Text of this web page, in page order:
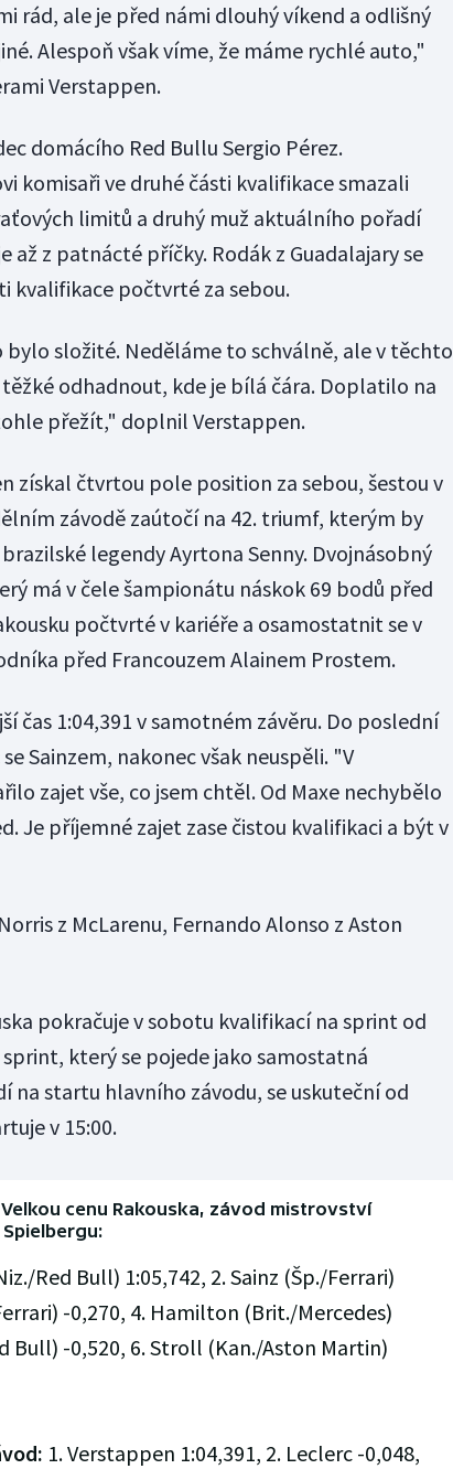
rád, ale je před námi dlouhý víkend a odlišný
Alespoň však víme, že máme rychlé auto,"
Verstappen.
domácího Red Bullu Sergio Pérez.
komisaři ve druhé části kvalifikace smazali
limitů a druhý muž aktuálního pořadí
z patnácté příčky. Rodák z Guadalajary se
kvalifikace počtvrté za sebou.
složité. Neděláme to schválně, ale v těchto
odhadnout, kde je bílá čára. Doplatilo na
přežít," doplnil Verstappen.
získal čtvrtou pole position za sebou, šestou v
závodě zaútočí na 42. triumf, kterým by
legendy Ayrtona Senny. Dvojnásobný
má v čele šampionátu náskok 69 bodů před
počtvrté v kariéře a osamostatnit se v
před Francouzem Alainem Prostem.
čas 1:04,391 v samotném závěru. Do poslední
Sainzem, nakonec však neuspěli. "V
zajet vše, co jsem chtěl. Od Maxe nechybělo
Je příjemné zajet zase čistou kvalifikaci a být v
z McLarenu, Fernando Alonso z Aston
pokračuje v sobotu kvalifikací na sprint od
který se pojede jako samostatná
na startu hlavního závodu, se uskuteční od
v 15:00.
cenu Rakouska, závod mistrovství
Red Bull) 1:05,742, 2. Sainz (Šp./Ferrari)
-0,270, 4. Hamilton (Brit./Mercedes)
Bull) -0,520, 6. Stroll (Kan./Aston Martin)
1. Verstappen 1:04,391, 2. Leclerc -0,048,